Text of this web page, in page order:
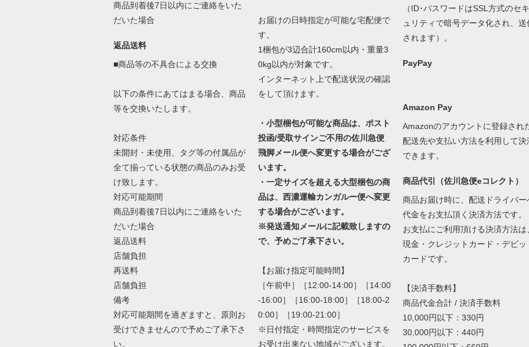
商品到着後7日以内にご連絡をいた
だいた場合
返品送料
■商品等の不具合による交換
以下の条件にあてはまる場合、商品
等を交換いたします。
対応条件
未開封・未使用、タグ等の付属品が
全て揃っている状態の商品のみお受
け致します。
対応可能期間
商品到着後7日以内にご連絡をいた
だいた場合
返品送料
店舗負担
再送料
店舗負担
備考
対応可能期間を過ぎますと、原則お
受けできませんので予めご了承下さ
い。
お届けの日時指定が可能な宅配便で
す。
1梱包が3辺合計160cm以内・重量3
0kg以内が対象です。
インターネット上で配送状況の確認
をして頂けます。
・小型梱包が可能な商品は、ポスト
投函/受取サインご不用の佐川急便
飛脚メール便へ変更する場合がござ
います。
・一定サイズを超える大型梱包の商
品は、西濃運輸カンガルー便へ変更
する場合がございます。
※発送通知メールに記載致しますの
で、予めご了承下さい。
【お届け指定可能時間】
［午前中］［12:00-14:00］［14:00
-16:00］［16:00-18:00］［18:00-2
0:00］［19:00-21:00］
※日付指定・時間指定のサービスを
お受け出来ない地域がございます。
（ID･パスワードはSSL方式のセキ
ュリティで暗号データ化され、送
されます）。
PayPay
Amazon Pay
Amazonのアカウントに登録され
配送先や支払い方法を利用して決
できます。
商品代引（佐川急便eコレクト）
商品お届け時に、配送ドライバー
代金をお支払頂く決済方法です。
お支払にご利用頂ける決済方法は
現金・クレジットカード・デビッ
カードです。
【決済手数料】
商品代金合計 / 決済手数料
10,000円以下：330円
30,000円以下：440円